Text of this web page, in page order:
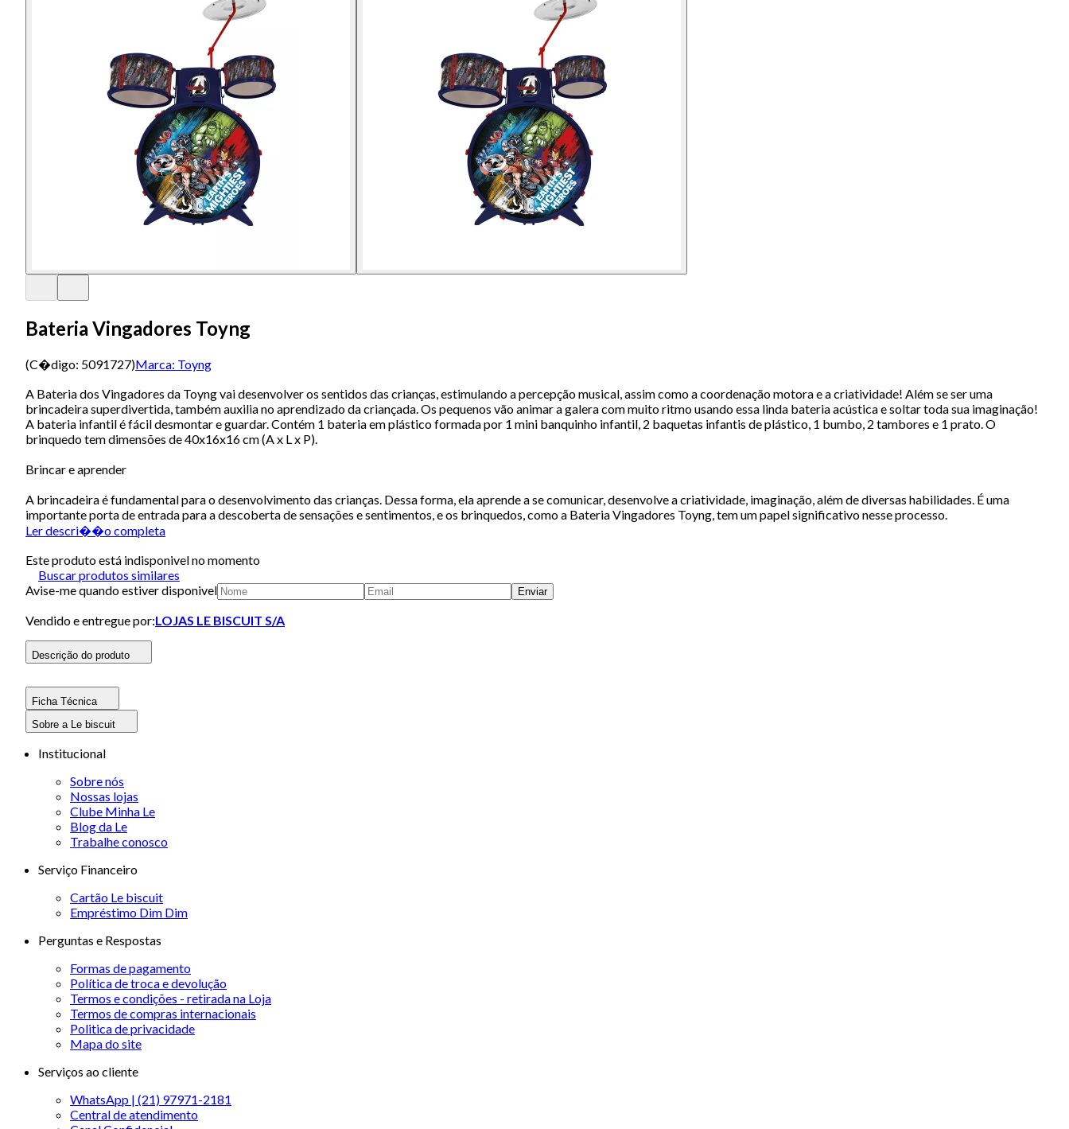
Bateria Vingadores Toyng
(C�digo: 5091727)Marca: Toyng
A Bateria dos Vingadores da Toyng vai desenvolver os sentidos das crianças, estimulando a percepção musical, assim como a coordenação motora e a criatividade! Além se ser uma
brincadeira superdivertida, também auxilia no aprendizado da criançada. Os pequenos vão animar a galera com muito ritmo usando essa linda bateria acústica e soltar toda sua imaginação!
A bateria infantil é fácil desmontar e guardar. Contém 1 bateria em plástico formada por 1 mini banquinho infantil, 2 baquetas infantis de plástico, 1 bumbo, 2 tambores e 1 prato. O
brinquedo tem dimensões de 40x16x16 cm (A x L x P).
Brincar e aprender
A brincadeira é fundamental para o desenvolvimento das crianças. Dessa forma, ela aprende a se comunicar, desenvolve a criatividade, imaginação, além de diversas habilidades. É uma
importante porta de entrada para a descoberta de sensações e sentimentos, e os brinquedos, como a Bateria Vingadores Toyng, tem um papel significativo nesse processo.
Ler descri��o completa
Este produto está indisponivel no momento
Buscar produtos similares
Avise-me quando estiver disponivel
Enviar
Vendido e entregue por:LOJAS LE BISCUIT S/A
Descrição do produto
Ficha Técnica
Sobre a Le biscuit
Institucional
Sobre nós
Nossas lojas
Clube Minha Le
Blog da Le
Trabalhe conosco
Serviço Financeiro
Cartão Le biscuit
Empréstimo Dim Dim
Perguntas e Respostas
Formas de pagamento
Política de troca e devolução
Termos e condições - retirada na Loja
Termos de compras internacionais
Politica de privacidade
Mapa do site
Serviços ao cliente
WhatsApp | (21) 97971-2181
Central de atendimento